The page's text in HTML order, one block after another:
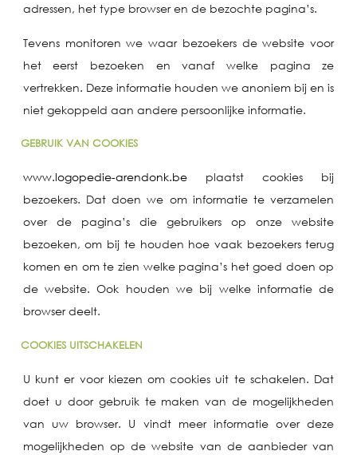
adressen, het type browser en de bezochte pagina’s.
Tevens monitoren we waar bezoekers de website voor
het eerst bezoeken en vanaf welke pagina ze
vertrekken. Deze informatie houden we anoniem bij en is
niet gekoppeld aan andere persoonlijke informatie.
GEBRUIK VAN COOKIES
www.logopedie-arendonk.beplaatst cookies bij
bezoekers. Dat doen we om informatie te verzamelen
over de pagina’s die gebruikers op onze website
bezoeken, om bij te houden hoe vaak bezoekers terug
komen en om te zien welke pagina’s het goed doen op
de website. Ook houden we bij welke informatie de
browser deelt.
COOKIES UITSCHAKELEN
U kunt er voor kiezen om cookies uit te schakelen. Dat
doet u door gebruik te maken van de mogelijkheden
van uw browser. U vindt meer informatie over deze
mogelijkheden op de website van de aanbieder van